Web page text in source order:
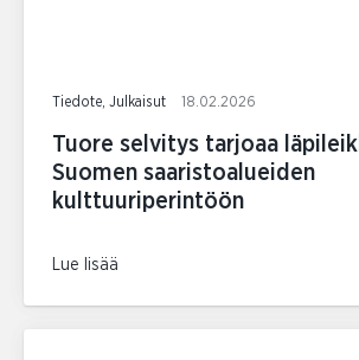
Tiedote, Julkaisut 18.02.2026
Tuore selvitys tarjoaa
Suomen saaristoalueiden
kulttuuriperintöön
Lue lisää